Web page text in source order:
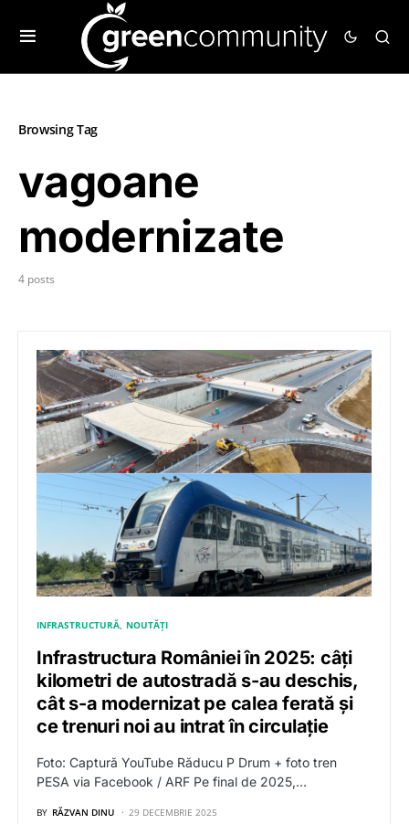
Browsing Tag
vagoane
modernizate
4 posts
INFRASTRUCTURĂ NOUTĂȚI
Infrastructura României în 2025: câți
kilometri de autostradă s-au deschis,
cât s-a modernizat pe calea ferată și
ce trenuri noi au intrat în circulație
Foto: Captură YouTube Răducu P Drum + foto tren
PESA via Facebook / ARF Pe final de 2025,…
BY RĂZVAN DINU 29 DECEMBRIE 2025